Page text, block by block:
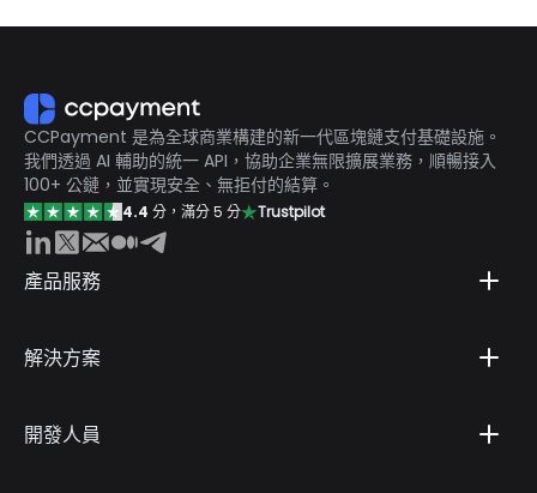
CCPayment 是為全球商業構建的新一代區塊鏈支付基礎設施。
我們透過 AI 輔助的統一 API，協助企業無限擴展業務，順暢接入
100+ 公鏈，並實現安全、無拒付的結算。
4.4 分，滿分 5 分 Trustpilot
產品服務
解決方案
開發人員